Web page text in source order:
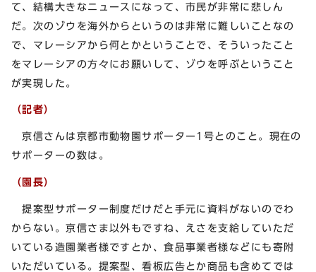
て、結構大きなニュースになって、市民が非常に悲しん
だ。次のゾウを海外からというのは非常に難しいことなの
で、マレーシアから何とかということで、そういったこと
をマレーシアの方々にお願いして、ゾウを呼ぶということ
が実現した。
（記者）
京信さんは京都市動物園サポーター1号とのこと。現在の
サポーターの数は。
（園長）
提案型サポーター制度だけだと手元に資料がないのでわ
からない。京信さま以外もですね、えさを支給していただ
いている造園業者様ですとか、食品事業者様などにも寄附
いただいている。提案型、看板広告とか商品も含めてでは